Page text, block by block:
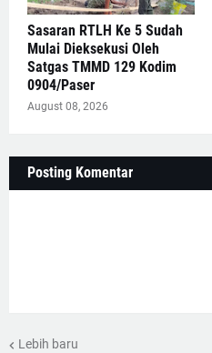
Sasaran RTLH Ke 5 Sudah
Mulai Dieksekusi Oleh
Satgas TMMD 129 Kodim
0904/Paser
August 08, 2026
Posting Komentar
Lebih baru